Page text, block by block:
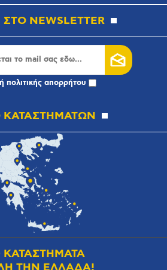
NEWSLETTER
πολιτικής απορρήτου
ΚΑΤΑΣΤΗΜΑΤΩΝ
ΚΑΤΑΣΤΗΜΑΤΑ